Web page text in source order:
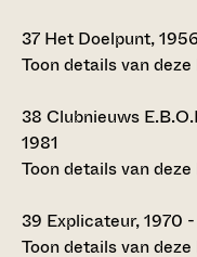
37 Het Doelpunt,
Toon details van
38 Clubnieuws
1981
Toon details van
39 Explicateur, 1970
Toon details van